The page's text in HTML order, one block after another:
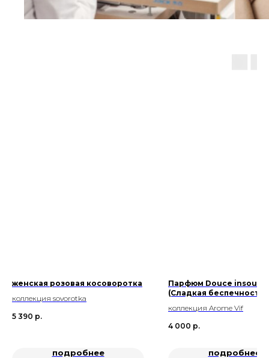
женская розовая косоворотка
коллекция sovorotka
5 390 р.
подробнее
Парфюм Douce
(Сладкая беспечность)
коллекция Arome Vif
4 000 р.
подробнее